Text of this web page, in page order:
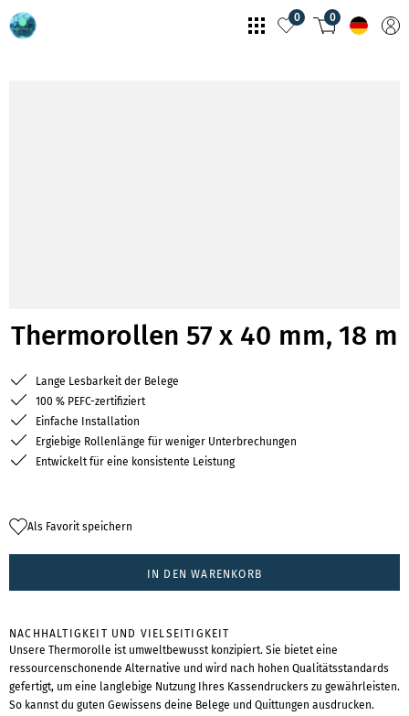
0 0
Thermorollen 57 x 40 mm, 18 m
Lange Lesbarkeit der Belege
100 % PEFC-zertifiziert
Einfache Installation
Ergiebige Rollenlänge für weniger Unterbrechungen
Entwickelt für eine konsistente Leistung
Als Favorit speichern
IN DEN WARENKORB
NACHHALTIGKEIT UND VIELSEITIGKEIT
Unsere Thermorolle ist umweltbewusst konzipiert. Sie bietet eine
ressourcenschonende Alternative und wird nach hohen Qualitätsstandards
gefertigt, um eine langlebige Nutzung Ihres Kassendruckers zu gewährleisten.
So kannst du guten Gewissens deine Belege und Quittungen ausdrucken.